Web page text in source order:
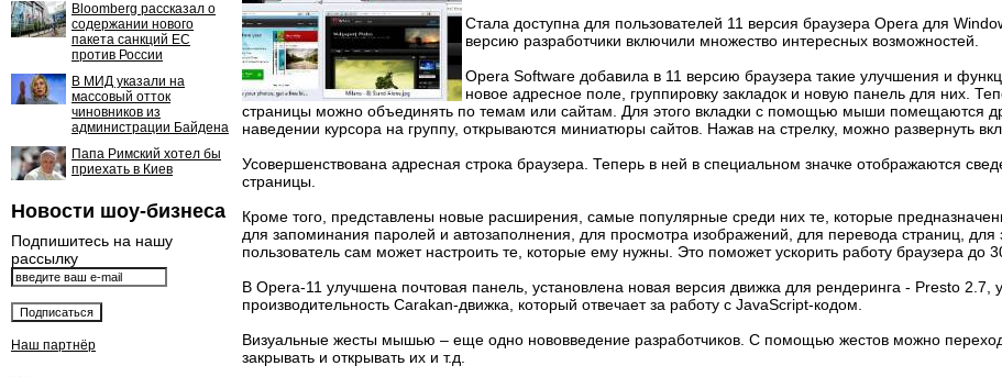
Bloomberg рассказал о
содержании нового
пакета санкций ЕС
против России
В МИД указали на
массовый отток
чиновников из
администрации Байдена
Папа Римский хотел бы
приехать в Киев
Новости шоу-бизнеса
Подпишитесь на нашу
рассылку
Наш партнёр
Стала доступна для пользователей 11 версия браузера Opera для
версию разработчики включили множество интересных возможностей.
Opera Software добавила в 11 версию браузера такие улучшения и
новое адресное поле, группировку закладок и новую панель для них.
страницы можно объединять по темам или сайтам. Для этого вкладки с помощью мыши помещаются
наведении курсора на группу, открываются миниатюры сайтов. Нажав на стрелку, можно развернуть
Усовершенствована адресная строка браузера. Теперь в ней в специальном значке отображаются
страницы.
Кроме того, представлены новые расширения, самые популярные среди них те, которые
для запоминания паролей и автозаполнения, для просмотра изображений, для перевода страниц, для
пользователь сам может настроить те, которые ему нужны. Это поможет ускорить работу браузера до
В Opera-11 улучшена почтовая панель, установлена новая версия движка для рендеринга - Presto 2.7,
производительность Carakan-движка, который отвечает за работу с JavaScript-кодом.
Визуальные жесты мышью – еще одно нововведение разработчиков. С помощью жестов можно
закрывать и открывать их и т.д.